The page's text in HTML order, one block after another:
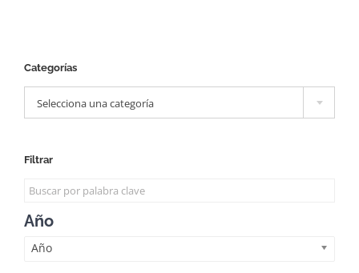
Categorías
Selecciona una categoría
Filtrar
Año
Año